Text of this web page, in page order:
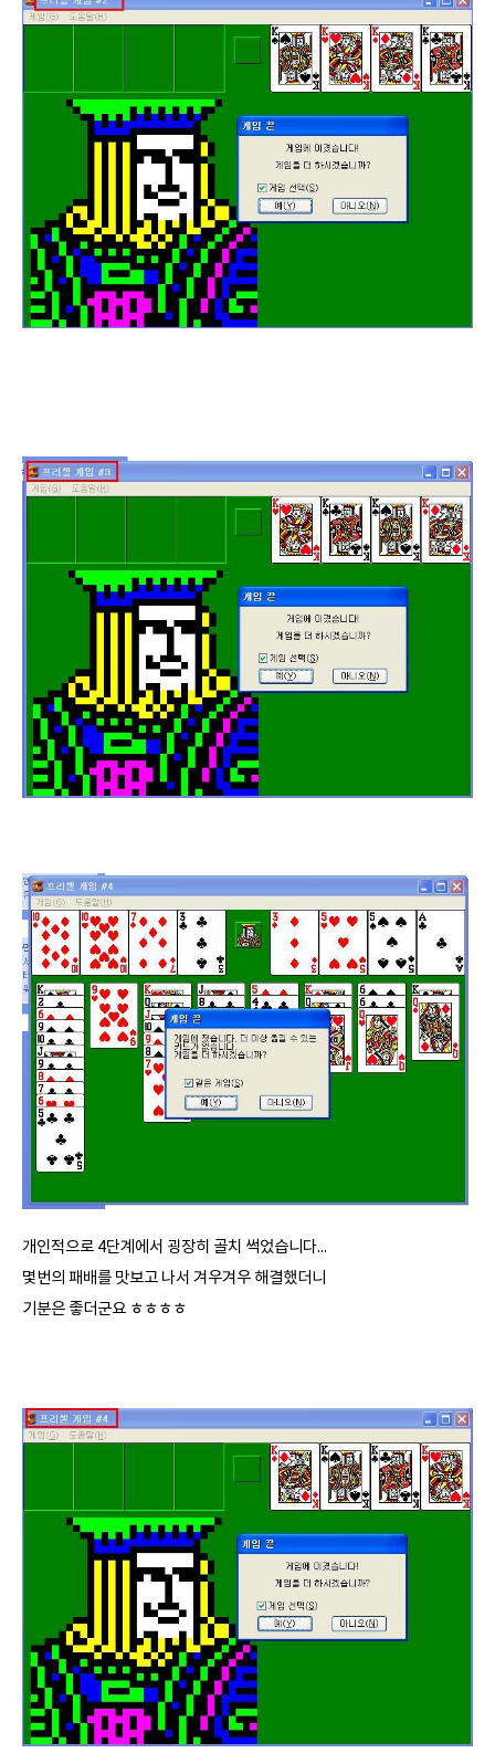
개인적으로 4단계에서 굉장히 골치 썩었습니다...
몇번의 패배를 맛보고 나서 겨우겨우 해결했더니
기분은 좋더군요 ㅎㅎㅎㅎ